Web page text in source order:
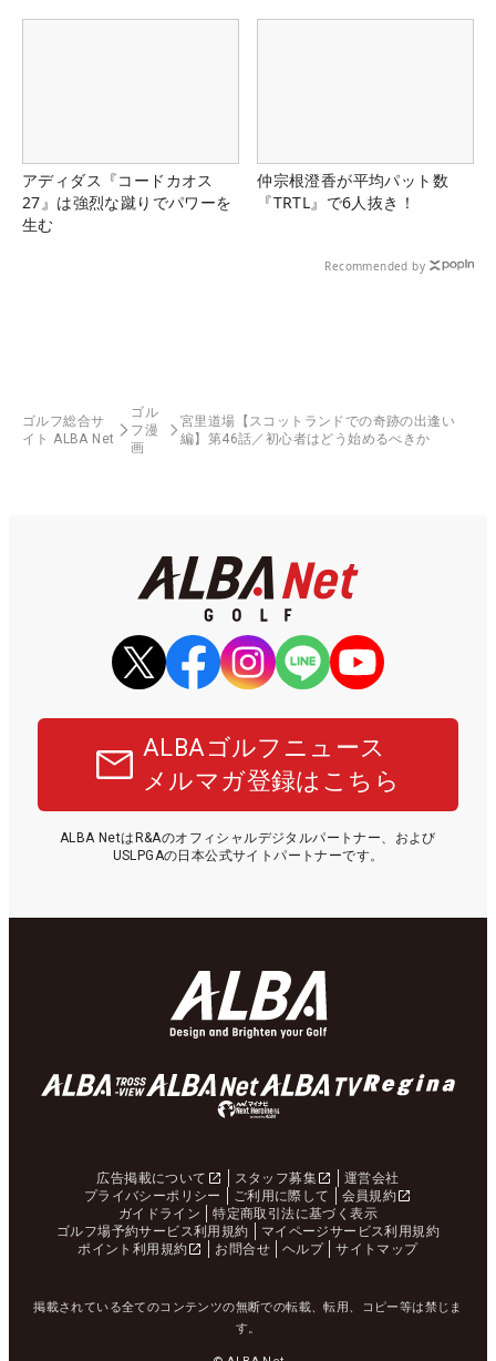
アディダス『コードカオス
27』は強烈な蹴りでパワーを
生む
仲宗根澄香が平均パット数
『TRTL』で6人抜き！
Recommended by
ゴルフ総合サ
イト ALBA Net
ゴル
フ漫
画
宮里道場【スコットランドでの奇跡の出逢い
編】第46話／初心者はどう始めるべきか
ALBAゴルフニュース
メルマガ登録はこちら
ALBA NetはR&Aのオフィシャルデジタルパートナー、および
USLPGAの日本公式サイトパートナーです。
広告掲載について スタッフ募集
運営会社
プライバシーポリシー
ご利用に際して
会員規約
ガイドライン
特定商取引法に基づく表示
ゴルフ場予約サービス利用規約
マイページサービス利用規約
ポイント利用規約
お問合せ ヘルプ サイトマップ
掲載されている全てのコンテンツの無断での転載、転用、コピー等は禁じま
す。